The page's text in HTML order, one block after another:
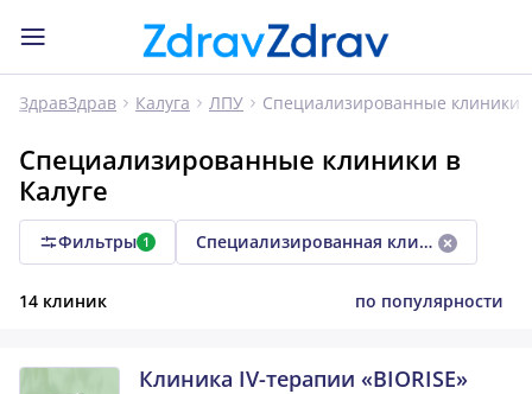
ЗдравЗдрав Калуга ЛПУ Специализированные клиники
Специализированные клиники в
Калуге
Фильтры 1 Специализированная клиника
14 клиник по популярности
Клиника IV-терапии «BIORISE»